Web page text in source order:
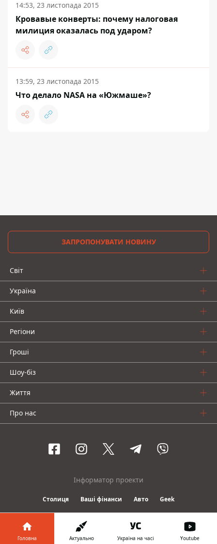
14:53, 23 листопада 2015
Кровавые конверты: почему налоговая
милиция оказалась под ударом?
13:59, 23 листопада 2015
Что делало NASA на «Южмаше»?
ЗАПРОПОНУВАТИ НОВИНУ
Світ
Україна
Київ
Регіони
Гроші
Шоу-біз
Життя
Про нас
Інформатор проекти
Столиця Ваші фінанси Авто Geek
© 2016-2026 Informator
Головна Актуально Україна на часі Youtube